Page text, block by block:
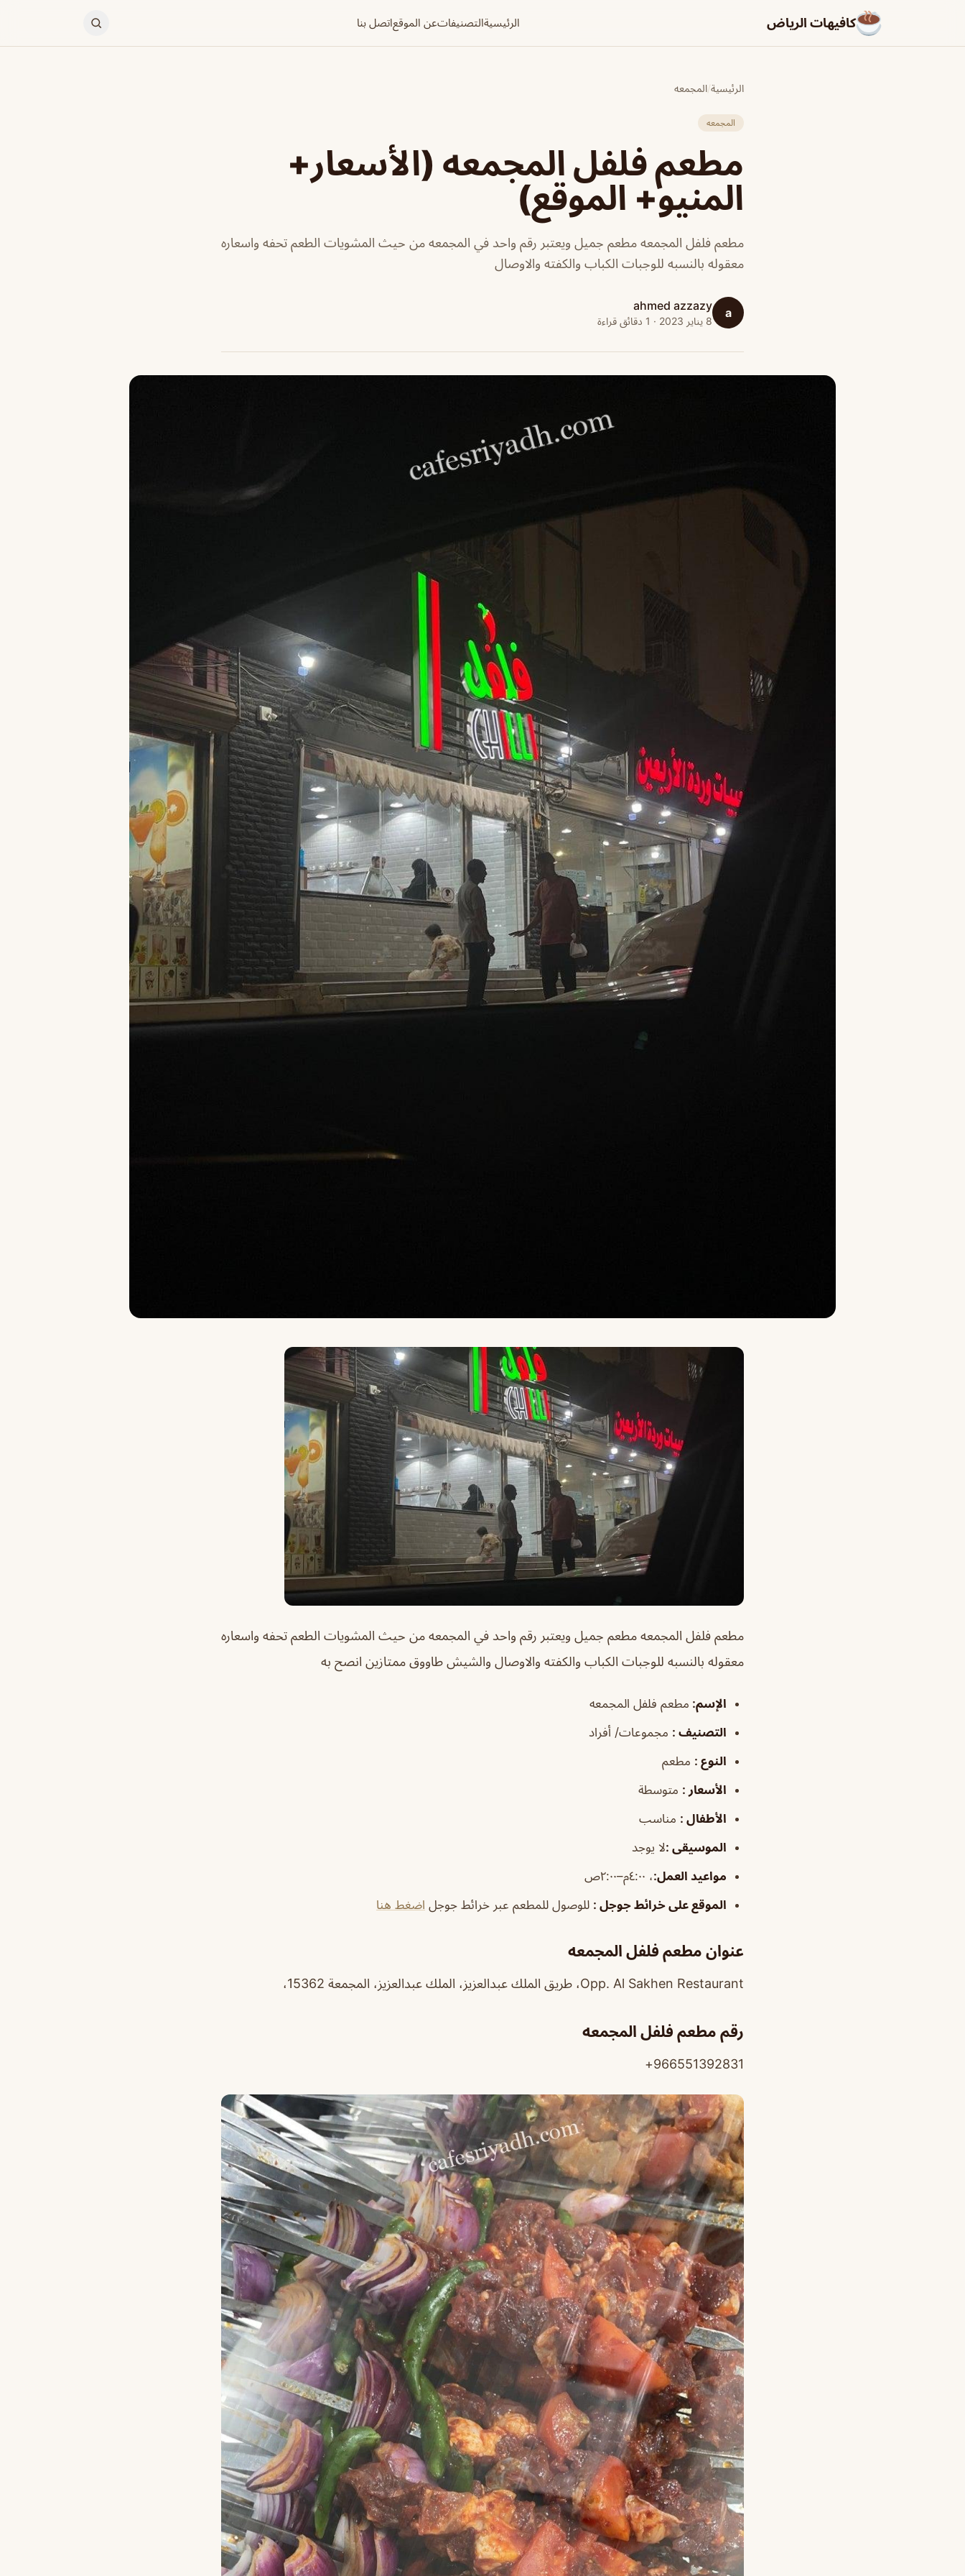
كافيهات الرياض الرئيسيةالتصنيفاتعن الموقعاتصل بنا
الرئيسية/المجمعه
المجمعه
مطعم فلفل المجمعه (الأسعار+
المنيو+ الموقع)
مطعم فلفل المجمعه مطعم جميل ويعتبر رقم واحد في المجمعه من حيث المشويات الطعم تحفه واسعاره
معقوله بالنسبه للوجبات الكباب والكفته والاوصال
a
ahmed azzazy
8 يناير 2023 · 1 دقائق قراءة
مطعم فلفل المجمعه مطعم جميل ويعتبر رقم واحد في المجمعه من حيث المشويات الطعم تحفه واسعاره
معقوله بالنسبه للوجبات الكباب والكفته والاوصال والشيش طاووق ممتازين انصح به
الإسم: مطعم فلفل المجمعه
التصنيف : مجموعات/ أفراد
النوع : مطعم
الأسعار : متوسطة
الأطفال : مناسب
الموسيقى :لا يوجد
مواعيد العمل:، ٤:٠٠م–٢:٠٠ص
الموقع على خرائط جوجل : للوصول للمطعم عبر خرائط جوجل اضغط هنا
عنوان مطعم فلفل المجمعه
Opp. Al Sakhen Restaurant، طريق الملك عبدالعزيز، الملك عبدالعزيز، المجمعة 15362،
رقم مطعم فلفل المجمعه
966551392831+